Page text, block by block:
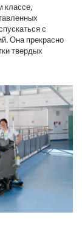
классе,
с
Она прекрасно
твердых